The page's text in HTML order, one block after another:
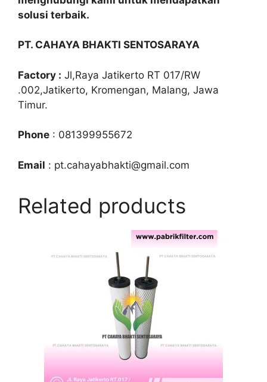
solusi terbaik.
PT. CAHAYA BHAKTI SENTOSARAYA
Factory : Jl,Raya Jatikerto RT 017/RW
.002,Jatikerto, Kromengan, Malang, Jawa
Timur.
Phone : 081399955672
Email : pt.cahayabhakti@gmail.com
Related products